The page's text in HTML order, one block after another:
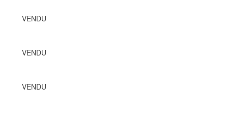
VENDU
VENDU
VENDU